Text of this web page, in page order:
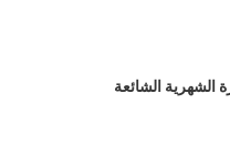
الشهرية الشائعة